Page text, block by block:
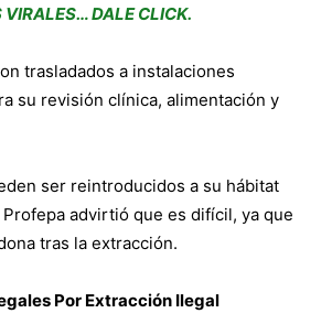
DALE CLICK.
trasladados a instalaciones
su revisión clínica, alimentación y
ser reintroducidos a su hábitat
advirtió que es difícil, ya que
tras la extracción.
Por Extracción Ilegal